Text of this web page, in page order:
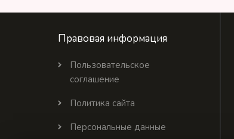
Правовая информация
Пользовательское
соглашение
Политика сайта
Персональные данные